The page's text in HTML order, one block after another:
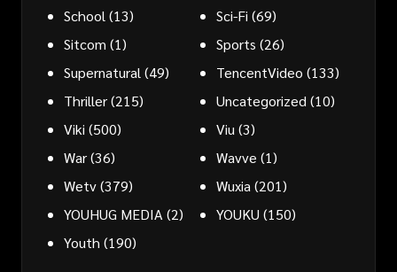
School(13) Sci-Fi (69)
Sitcom (1) Sports (26)
Supernatural(49) TencentVideo (133)
Thriller(215) Uncategorized(10)
Viki (500) Viu(3)
War(36) Wavve (1)
Wetv(379) Wuxia(201)
YOUHUG MEDIA(2) YOUKU (150)
Youth (190)